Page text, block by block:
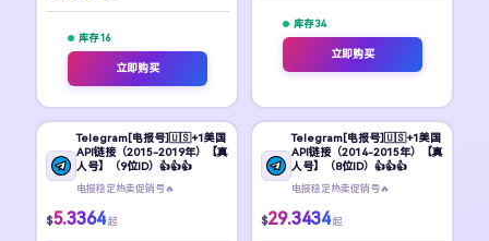
库存 16
立即购买
库存 34
立即购买
Telegram[电报号]🇺🇸+1美国
API链接（2015-2019年）【真
人号】（9位ID）👍👍👍
电报稳定热卖促销号🔥
$5.3364 起
Telegram[电报号]🇺🇸+1美国
API链接（2014-2015年）【真
人号】（8位ID）👍👍👍
电报稳定热卖促销号🔥
$29.3434 起